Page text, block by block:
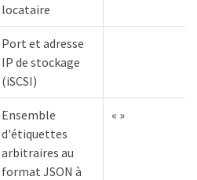
locataire
Port et adresse
IP de stockage
(iSCSI)
Ensemble
d'étiquettes
arbitraires au
format JSON à
« »